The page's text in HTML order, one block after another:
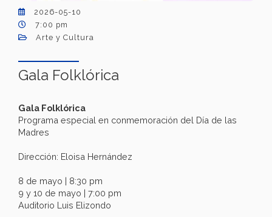
2026-05-10
7:00 pm
Arte y Cultura
Gala Folklórica
Gala Folklórica
Programa especial en conmemoración del Día de las
Madres
Dirección: Eloisa Hernández
8 de mayo | 8:30 pm
9 y 10 de mayo | 7:00 pm
Auditorio Luis Elizondo